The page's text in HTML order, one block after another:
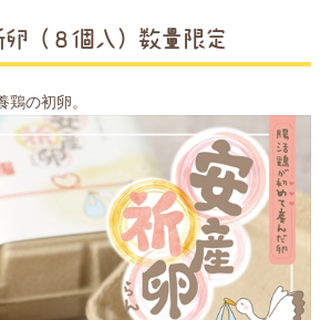
卵（８個入）数量限定
の初卵。